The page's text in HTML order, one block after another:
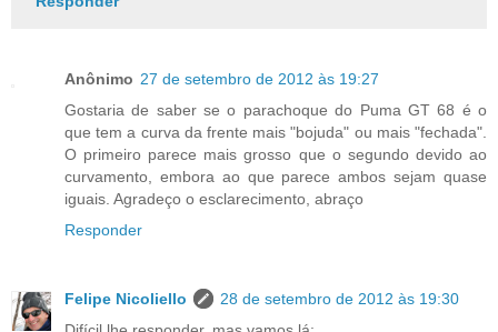
Anônimo 27 de setembro de 2012 às 19:27
Gostaria de saber se o parachoque do Puma GT 68 é o
que tem a curva da frente mais "bojuda" ou mais "fechada".
O primeiro parece mais grosso que o segundo devido ao
curvamento, embora ao que parece ambos sejam quase
iguais. Agradeço o esclarecimento, abraço
Responder
Felipe Nicoliello
28 de setembro de 2012 às 19:30